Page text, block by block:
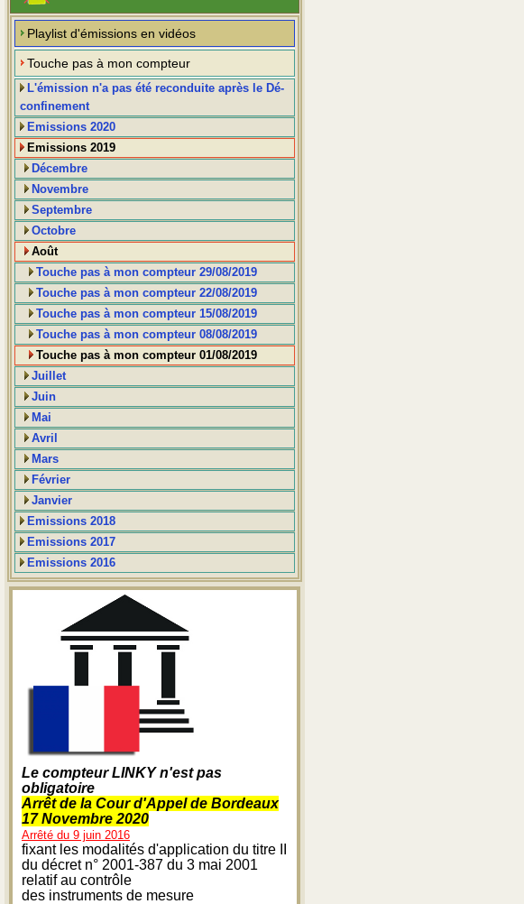
Playlist d'émissions en vidéos
Touche pas à mon compteur
L'émission n'a pas été reconduite après le Dé-
confinement
Emissions 2020
Emissions 2019
Décembre
Novembre
Septembre
Octobre
Août
Touche pas à mon compteur 29/08/2019
Touche pas à mon compteur 22/08/2019
Touche pas à mon compteur 15/08/2019
Touche pas à mon compteur 08/08/2019
Touche pas à mon compteur 01/08/2019
Juillet
Juin
Mai
Avril
Mars
Février
Janvier
Emissions 2018
Emissions 2017
Emissions 2016
Le compteur LINKY n'est pas
obligatoire
Arrêt de la Cour d'Appel de Bordeaux
17 Novembre 2020
Arrêté du 9 juin 2016
fixant les modalités d'application du titre II
du décret n° 2001-387 du 3 mai 2001
relatif au contrôle
des instruments de mesure